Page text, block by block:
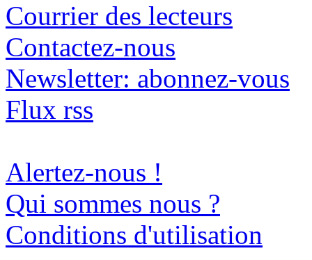
Courrier des lecteurs
Contactez-nous
Newsletter: abonnez-vous
Flux rss
Alertez-nous !
Qui sommes nous ?
Conditions d'utilisation